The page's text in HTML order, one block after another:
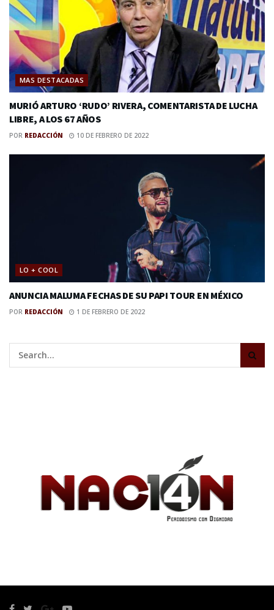
MAS DESTACADAS
MURIÓ ARTURO ‘RUDO’ RIVERA, COMENTARISTA DE LUCHA
LIBRE, A LOS 67 AÑOS
POR REDACCIÓN 10 DE FEBRERO DE 2022
LO + COOL
ANUNCIA MALUMA FECHAS DE SU PAPI TOUR EN MÉXICO
POR REDACCIÓN 1 DE FEBRERO DE 2022